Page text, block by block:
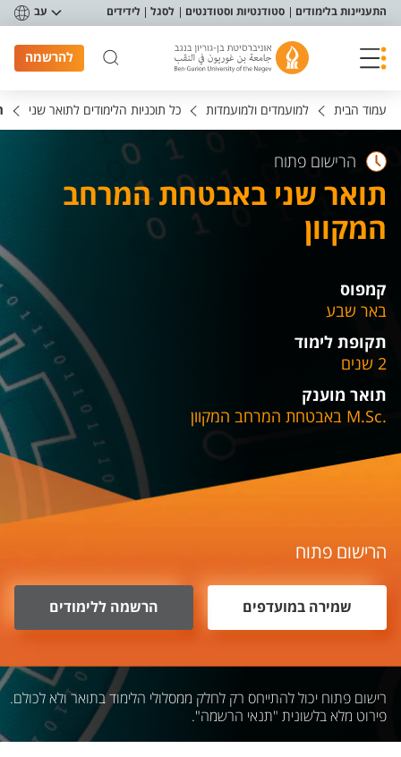
תפריט נגישות
התעניינות בלימודים סטודנטיות וסטודנטים לסגל לידידים עב
להרשמה
עמוד הבית למועמדים ולמועמדות כל תוכניות הלימודים לתואר שני
הרישום פתוח
תואר שני באבטחת המרחב
המקוון
קמפוס
באר שבע
תקופת לימוד
2 שנים
תואר מוענק
.M.Sc באבטחת המרחב המקוון
הרישום פתוח
שמירה במועדפים הרשמה ללימודים
רישום פתוח יכול להתייחס רק לחלק ממסלולי הלימוד בתואר ולא לכולם.
פירוט מלא בלשונית "תנאי הרשמה".